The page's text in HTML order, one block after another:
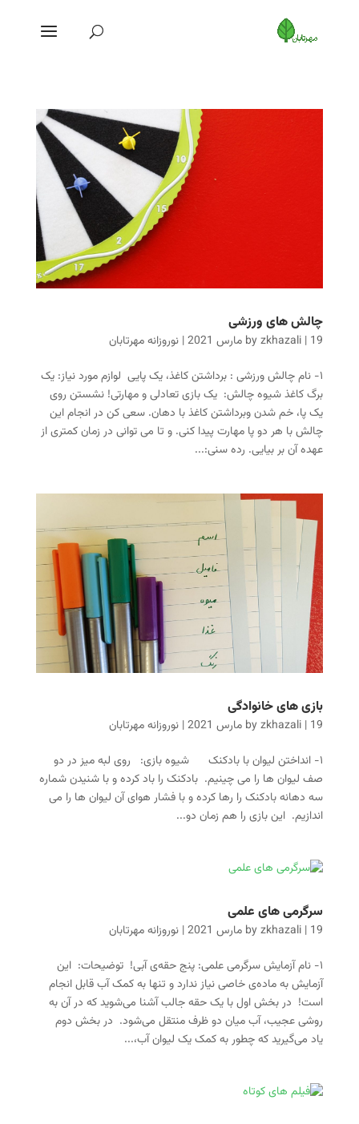
چالش های ورزشی
byzkhazali | 19 مارس 2021 | نوروزانه مهرتابان
۱- نام چالش ورزشی : برداشتن کاغذ، یک پایی لوازم مورد نیاز: یک
برگ کاغذ شیوه چالش: یک بازی تعادلی و مهارتی! نشستن روی
یک پا، خم شدن وبرداشتن کاغذ با دهان. سعی کن در انجام این
چالش با هر دو پا مهارت پیدا کنی. و تا می توانی در زمان کمتری از
عهده آن بر بیایی. رده سنی:...
بازی های خانوادگی
byzkhazali | 19 مارس 2021 | نوروزانه مهرتابان
۱- انداختن لیوان با بادکنک شیوه بازی: روی لبه میز در دو
صف لیوان ها را می چینیم. بادکنک را باد کرده و با شنیدن شماره
سه دهانه بادکنک را رها کرده و با فشار هوای آن لیوان ها را می
اندازیم. این بازی را هم زمان دو...
سرگرمی های علمی
byzkhazali | 19 مارس 2021 | نوروزانه مهرتابان
۱- نام آزمایش سرگرمی علمی: پنج حقه‌ی آبی! توضیحات: این
آزمایش به ماده‌ی خاصی نیاز ندارد و تنها به کمک آب قابل انجام
است! در بخش اول با یک حقه جالب آشنا می‌شوید که در آن به
روشی عجیب، آب میان دو ظرف منتقل می‌شود. در بخش دوم
یاد می‌گیرید که چطور به کمک یک لیوان آب،...